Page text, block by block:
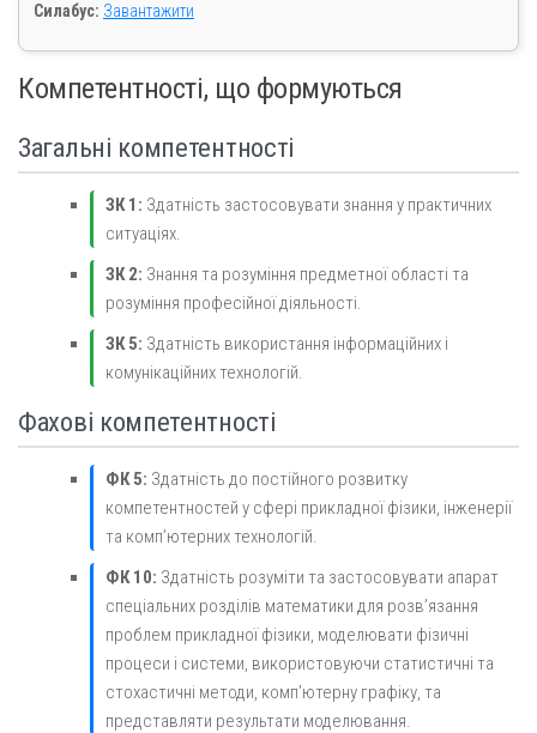
Силабус: Завантажити
Компетентності, що формуються
Загальні компетентності
ЗК 1: Здатність застосовувати знання у практичних
ситуаціях.
ЗК 2: Знання та розуміння предметної області та
розуміння професійної діяльності.
ЗК 5: Здатність використання інформаційних і
комунікаційних технологій.
Фахові компетентності
ФК 5: Здатність до постійного розвитку
компетентностей у сфері прикладної фізики, інженерії
та комп’ютерних технологій.
ФК 10: Здатність розуміти та застосовувати апарат
спеціальних розділів математики для розв’язання
проблем прикладної фізики, моделювати фізичні
процеси і системи, використовуючи статистичні та
стохастичні методи, комп’ютерну графіку, та
представляти результати моделювання.